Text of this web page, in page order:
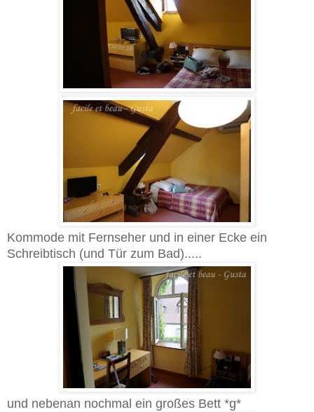
Kommode mit Fernseher und in einer Ecke ein
Schreibtisch (und Tür zum Bad).....
und nebenan nochmal ein großes Bett *g*